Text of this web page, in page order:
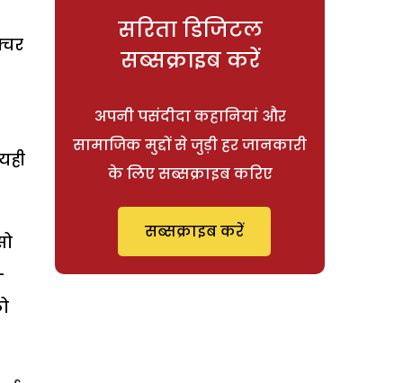
सरिता डिजिटल
सब्सक्राइब करें
अपनी पसंदीदा कहानियां और
सामाजिक मुद्दों से जुड़ी हर जानकारी
के लिए सब्सक्राइब करिए
सब्सक्राइब करें